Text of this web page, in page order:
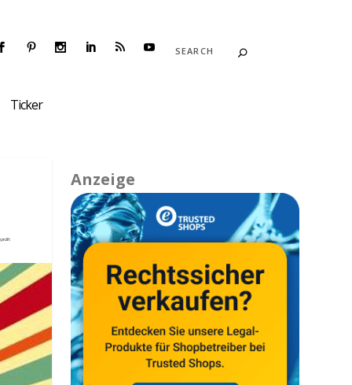
Ticker
Anzeige